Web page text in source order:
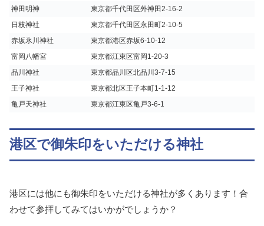
神田明神
東京都千代田区外神田2-16-2
日枝神社
東京都千代田区永田町2-10-5
赤坂氷川神社
東京都港区赤坂6-10-12
富岡八幡宮
東京都江東区富岡1-20-3
品川神社
東京都品川区北品川3-7-15
王子神社
東京都北区王子本町1-1-12
亀戸天神社
東京都江東区亀戸3-6-1
港区で御朱印をいただける神社
港区には他にも御朱印をいただける神社が多くあります！合
わせて参拝してみてはいかがでしょうか？